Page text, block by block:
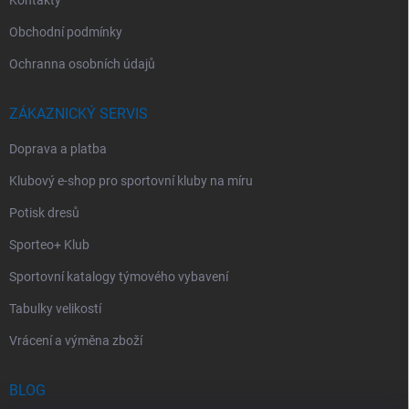
Obchodní podmínky
Ochranna osobních údajů
ZÁKAZNICKÝ SERVIS
Doprava a platba
Klubový e-shop pro sportovní kluby na míru
Potisk dresů
Sporteo+ Klub
Sportovní katalogy týmového vybavení
Tabulky velikostí
Vrácení a výměna zboží
BLOG